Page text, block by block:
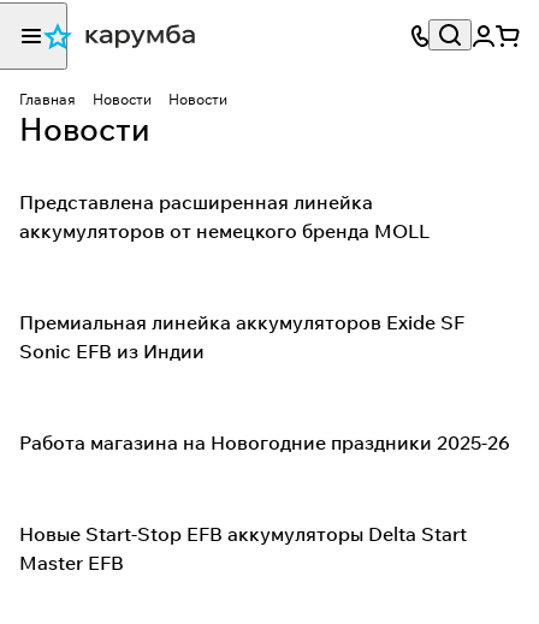
Главная Новости Новости
Новости
Представлена расширенная линейка
аккумуляторов от немецкого бренда MOLL
Премиальная линейка аккумуляторов Exide SF
Sonic EFB из Индии
Работа магазина на Новогодние праздники 2025-26
Новые Start-Stop EFB аккумуляторы Delta Start
Master EFB